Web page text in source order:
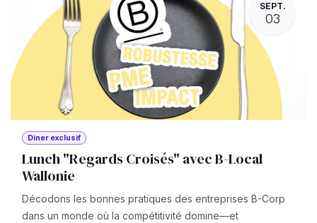
SEPT.
03
Diner exclusif
Lunch "Regards Croisés" avec B-Local
Wallonie
Décodons les bonnes pratiques des entreprises B-Corp
dans un monde où la compétitivité domine—et